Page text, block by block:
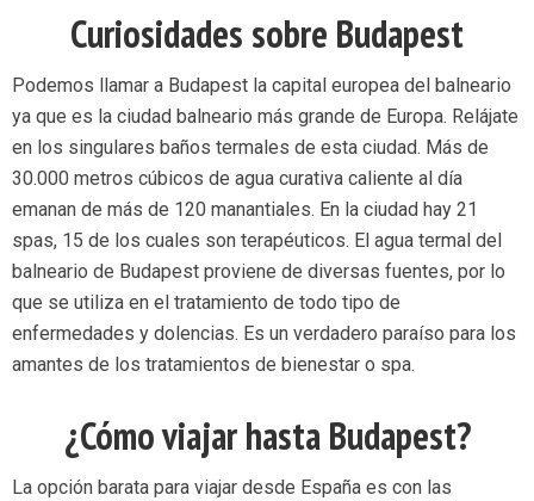
Curiosidades sobre Budapest
Podemos llamar a Budapest la capital europea del balneario
ya que es la ciudad balneario más grande de Europa. Relájate
en los singulares baños termales de esta ciudad. Más de
30.000 metros cúbicos de agua curativa caliente al día
emanan de más de 120 manantiales. En la ciudad hay 21
spas, 15 de los cuales son terapéuticos. El agua termal del
balneario de Budapest proviene de diversas fuentes, por lo
que se utiliza en el tratamiento de todo tipo de
enfermedades y dolencias. Es un verdadero paraíso para los
amantes de los tratamientos de bienestar o spa.
¿Cómo viajar hasta Budapest?
La opción barata para viajar desde España es con las